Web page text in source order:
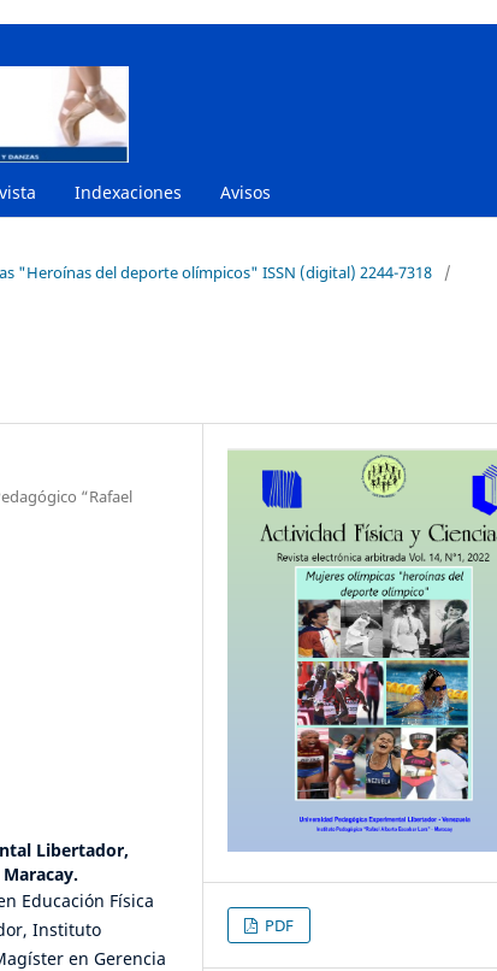
Indexaciones Avisos
"Heroínas del deporte olímpicos" ISSN (digital) 2244-7318
/
“Rafael
Libertador,
Educación Física
Instituto
en Gerencia
PDF